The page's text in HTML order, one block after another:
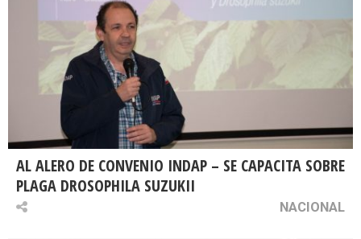
AL ALERO DE CONVENIO INDAP – SE CAPACITA SOBRE
PLAGA DROSOPHILA SUZUKII
NACIONAL